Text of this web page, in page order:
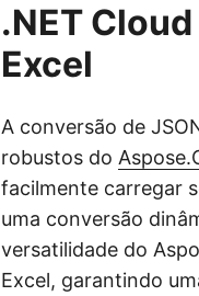
.NET
Excel
A conversão de
robustos do
facilmente carregar
uma conversão
versatilidade do
Excel, garantindo